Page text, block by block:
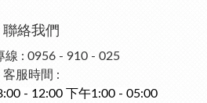
聯絡我們
線 : 0956 - 910 - 025
客服時間 :
- 12:00 下午1:00 - 05:00